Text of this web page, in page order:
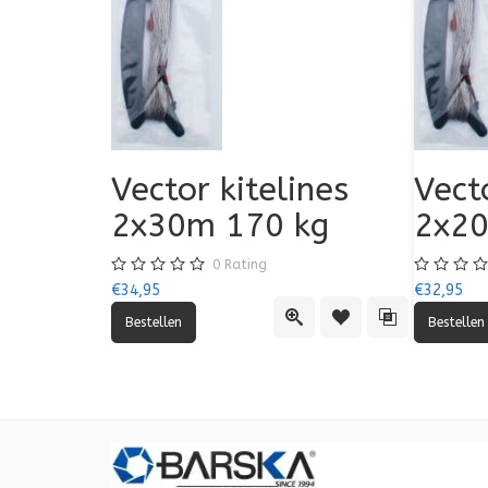
Quick ViewToevoegen aan
Toevoegen
Vector kitelines
2x30m 170 kg
0 Rating
€34,95 €32,95